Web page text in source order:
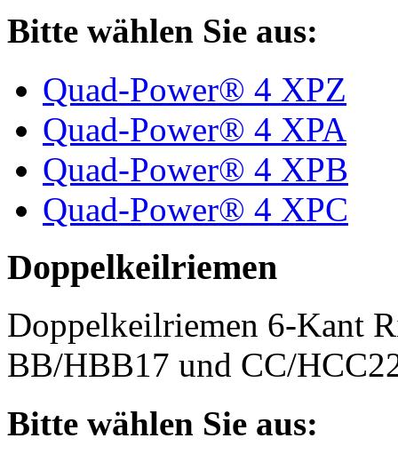
Bitte wählen Sie aus:
Quad-Power® 4 XPZ
Quad-Power® 4 XPA
Quad-Power® 4 XPB
Quad-Power® 4 XPC
Doppelkeilriemen
Doppelkeilriemen 6-Kant
BB/HBB17 und CC/
Bitte wählen Sie aus: